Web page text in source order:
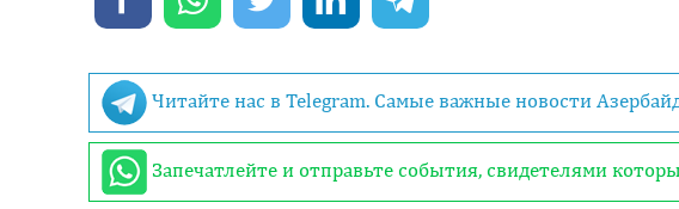
Читайте нас в Telegram. Самые важные новости
Запечатлейте и отправьте события, свидетелями